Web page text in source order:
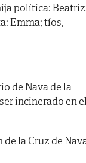
política:
Emma; tíos,
de Nava de la
incinerado en
de la Cruz de